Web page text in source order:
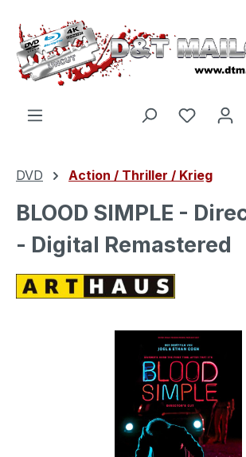
Zum Hauptinhalt springen
Du
DVD Action / Thriller / Krieg
BLOOD SIMPLE -
- Digital Remastered
Bildergalerie überspringen